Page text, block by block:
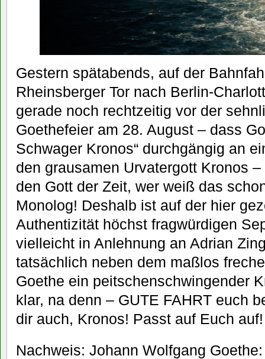
Gestern spätabends, auf der
Rheinsberger Tor nach Berlin-
gerade noch rechtzeitig vor der
Goethefeier am 28. August – dass
Schwager Kronos“ durchgängig an
den grausamen Urvatergott Kronos
den Gott der Zeit, wer weiß das
Monolog! Deshalb ist auf der hier
Authentizität höchst fragwürdigen
vielleicht in Anlehnung an Adrian
tatsächlich neben dem maßlos
Goethe ein peitschenschwingender
klar, na denn – GUTE FAHRT euch
dir auch, Kronos! Passt auf Euch auf!
Nachweis: Johann Wolfgang